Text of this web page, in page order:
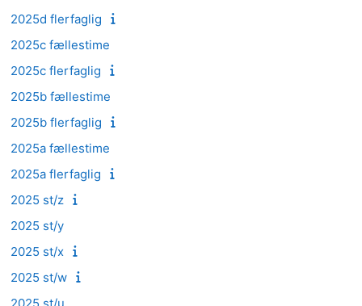
2025d flerfaglig
2025c fællestime
2025c flerfaglig
2025b fællestime
2025b flerfaglig
2025a fællestime
2025a flerfaglig
2025 st/z
2025 st/y
2025 st/x
2025 st/w
2025 st/u